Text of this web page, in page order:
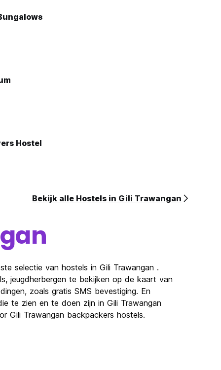
Hostel
Bekijk alle Hostels in Gili Trawangan
selectie van hostels in Gili Trawangan .
jeugdherbergen te bekijken op de kaart van
zoals gratis SMS bevestiging. En
te zien en te doen zijn in Gili Trawangan
Gili Trawangan backpackers hostels.